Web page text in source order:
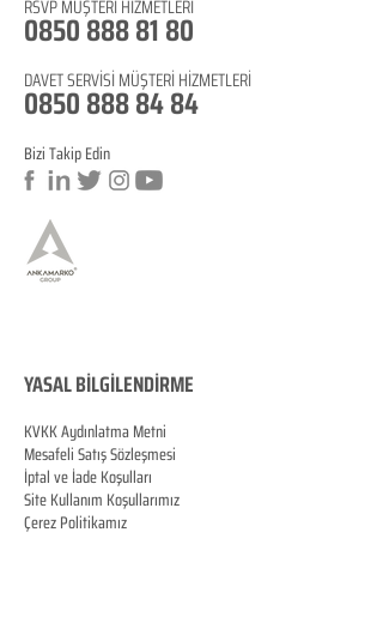
RSVPMÜŞTERİ HİZMETLERİ
0850 888 81 80
DAVET SERVİSİ MÜŞTERİ HİZMETLERİ
0850 888 84 84
Bizi Takip Edin
YASAL BİLGİLENDİRME
KVKK Aydınlatma Metni
Mesafeli Satış Sözleşmesi
İptal ve İade Koşulları
Site Kullanım Koşullarımız
Çerez Politikamız